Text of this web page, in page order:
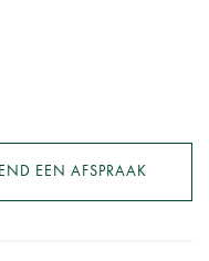
EEN AFSPRAAK